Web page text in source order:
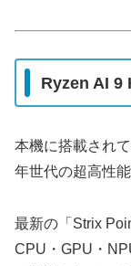
Ryzen AI 9
本機に搭載され
年世代の超高性能
最新の「Strix
CPU・GPU・